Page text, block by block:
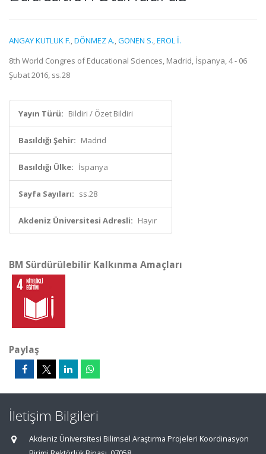
ANGAY KUTLUK F.,DÖNMEZ A.,GONEN S.,EROL İ.
8th World Congres of Educational Sciences, Madrid, İspanya, 4 - 06
Şubat 2016, ss.28
Yayın Türü: Bildiri / Özet Bildiri
Basıldığı Şehir: Madrid
Basıldığı Ülke: İspanya
Sayfa Sayıları: ss.28
Akdeniz Üniversitesi Adresli: Hayır
BM Sürdürülebilir Kalkınma Amaçları
Paylaş
İletişim Bilgileri
Akdeniz Üniversitesi Bilimsel Araştırma Projeleri Koordinasyon